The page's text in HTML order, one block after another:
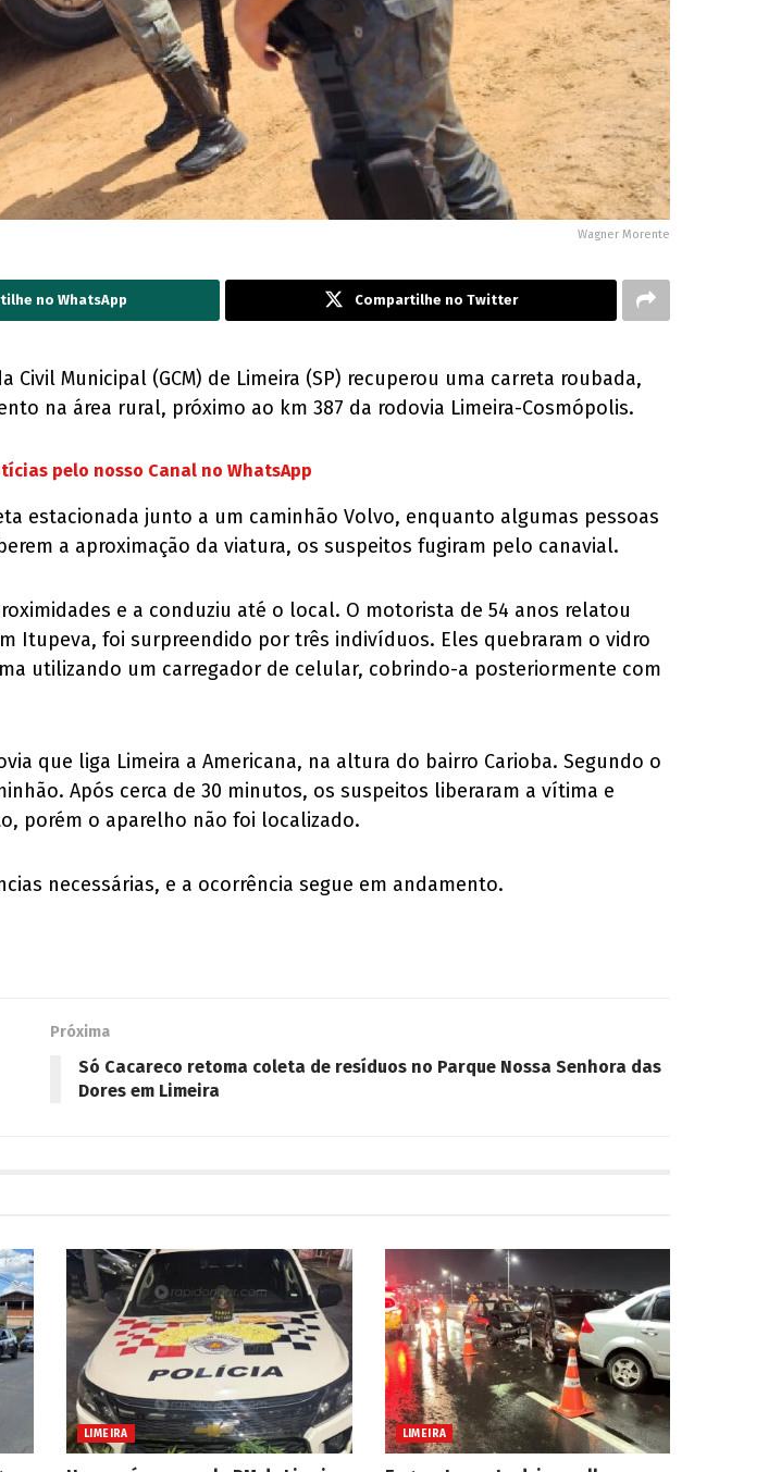
Wagner Morente
no WhatsApp Compartilhe no Twitter
Municipal (GCM) de Limeira (SP) recuperou uma carreta roubada,
na área rural, próximo ao km 387 da rodovia Limeira-Cosmópolis.
pelo nosso Canal no WhatsApp
estacionada junto a um caminhão Volvo, enquanto algumas pessoas
a aproximação da viatura, os suspeitos fugiram pelo canavial.
e a conduziu até o local. O motorista de 54 anos relatou
Itupeva, foi surpreendido por três indivíduos. Eles quebraram o vidro
utilizando um carregador de celular, cobrindo-a posteriormente com
que liga Limeira a Americana, na altura do bairro Carioba. Segundo o
Após cerca de 30 minutos, os suspeitos liberaram a vítima e
porém o aparelho não foi localizado.
necessárias, e a ocorrência segue em andamento.
Próxima
Só Cacareco retoma coleta de resíduos no Parque Nossa Senhora das
Dores em Limeira
LIMEIRA LIMEIRA